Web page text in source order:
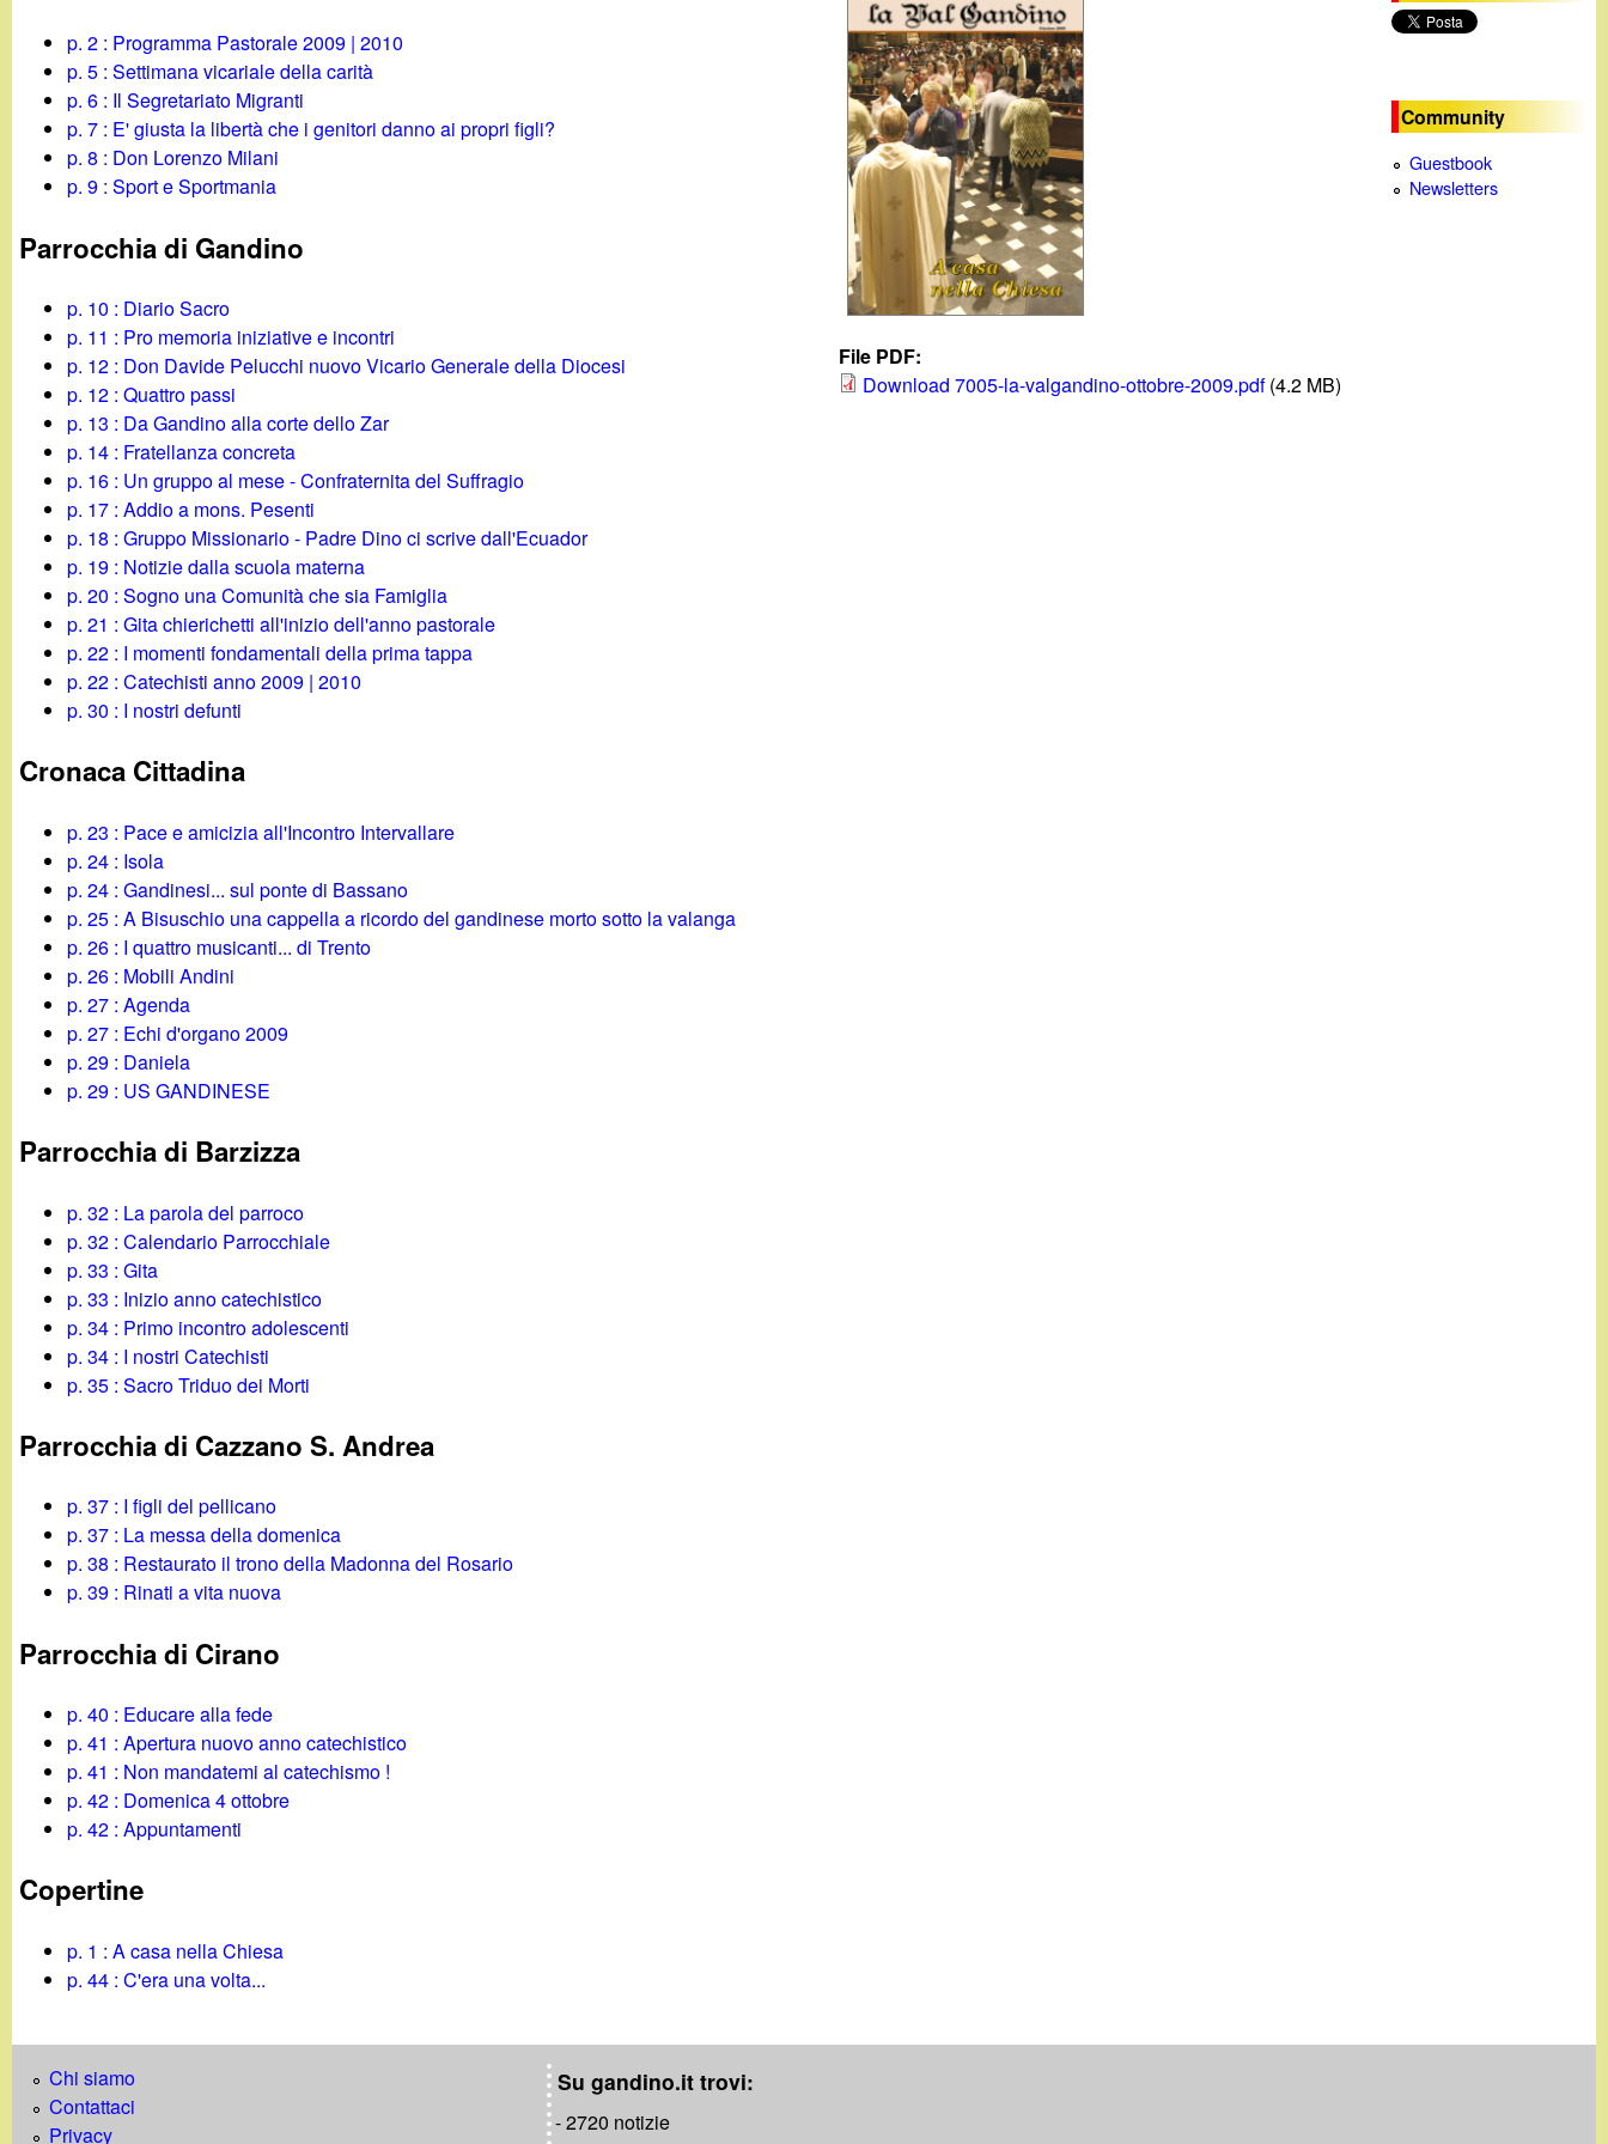
i
File PDF:
Download 7005-la-valgandino-ottobre-2009.pdf (4.2 MB)
p. 2 : Programma Pastorale 2009 | 2010
p. 5 : Settimana vicariale della carità
p. 6 : Il Segretariato Migranti
p. 7 : E' giusta la libertà che i genitori danno ai propri figli?
p. 8 : Don Lorenzo Milani
p. 9 : Sport e Sportmania
Parrocchia di Gandino
p. 10 : Diario Sacro
p. 11 : Pro memoria iniziative e incontri
p. 12 : Don Davide Pelucchi nuovo Vicario Generale della Diocesi
p. 12 : Quattro passi
p. 13 : Da Gandino alla corte dello Zar
p. 14 : Fratellanza concreta
p. 16 : Un gruppo al mese - Confraternita del Suffragio
p. 17 : Addio a mons. Pesenti
p. 18 : Gruppo Missionario - Padre Dino ci scrive dall'Ecuador
p. 19 : Notizie dalla scuola materna
p. 20 : Sogno una Comunità che sia Famiglia
p. 21 : Gita chierichetti all'inizio dell'anno pastorale
p. 22 : I momenti fondamentali della prima tappa
p. 22 : Catechisti anno 2009 | 2010
p. 30 : I nostri defunti
Cronaca Cittadina
p. 23 : Pace e amicizia all'Incontro Intervallare
p. 24 : Isola
p. 24 : Gandinesi... sul ponte di Bassano
p. 25 : A Bisuschio una cappella a ricordo del gandinese morto sotto la valanga
p. 26 : I quattro musicanti... di Trento
p. 26 : Mobili Andini
p. 27 : Agenda
p. 27 : Echi d'organo 2009
p. 29 : Daniela
p. 29 : US GANDINESE
Parrocchia di Barzizza
p. 32 : La parola del parroco
p. 32 : Calendario Parrocchiale
p. 33 : Gita
p. 33 : Inizio anno catechistico
p. 34 : Primo incontro adolescenti
p. 34 : I nostri Catechisti
p. 35 : Sacro Triduo dei Morti
Parrocchia di Cazzano S. Andrea
p. 37 : I figli del pellicano
p. 37 : La messa della domenica
p. 38 : Restaurato il trono della Madonna del Rosario
p. 39 : Rinati a vita nuova
Parrocchia di Cirano
p. 40 : Educare alla fede
p. 41 : Apertura nuovo anno catechistico
p. 41 : Non mandatemi al catechismo !
p. 42 : Domenica 4 ottobre
p. 42 : Appuntamenti
Copertine
p. 1 : A casa nella Chiesa
p. 44 : C'era una volta...
Community
Guestbook
Newsletters
Chi siamo
Contattaci
Privacy
Su gandino.it trovi:
- 2720 notizie